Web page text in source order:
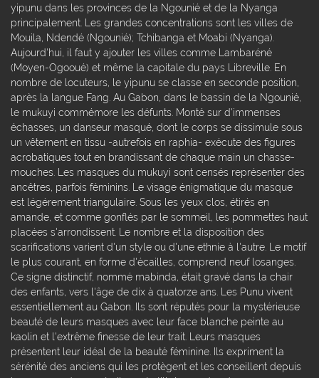
yipunu dans les provinces de la Ngounié et de la Nyanga
principalement. Les grandes concentrations sont les villes de
Mouila, Ndendé (Ngounié); Tchibanga et Moabi (Nyanga).
Aujourd'hui, il faut y ajouter les villes comme Lambaréné
(Moyen-Ogooué) et même la capitale du pays Libreville. En
nombre de locuteurs, le yipunu se classe en seconde position,
après la langue Fang. Au Gabon, dans le bassin de la Ngounié,
le mukuyi commémore les défunts. Monté sur d'immenses
échasses, un danseur masqué, dont le corps se dissimule sous
un vêtement en tissu -autrefois en raphia- exécute des figures
acrobatiques tout en brandissant de chaque main un chasse-
mouches. Les masques du mukuyi sont censés représenter des
ancêtres, parfois féminins. Le visage énigmatique du masque
est légérement triangulaire. Sous les yeux clos, étirés en
amande, et comme gonflés par le sommeil, les pommettes haut
placées s'arrondissent. Le nombre et la disposition des
scarifications varient d'un style ou d'une ethnie à l'autre. Le motif
le plus courant, en forme d'écailles, comprend neuf losanges.
Ce signe distinctif, nommé mabinda, était gravé dans la chair
des enfants, vers l'âge de dix à quatorze ans. Les Punu vivent
essentiellement au Gabon. Ils sont réputés pour la mystérieuse
beauté de leurs masques avec leur face blanche peinte au
kaolin et l'extrême finesse de leur trait. Leurs masques
présentent leur idéal de la beauté féminine. Ils expriment la
sérénité des anciens qui les protègent et les conseillent depuis